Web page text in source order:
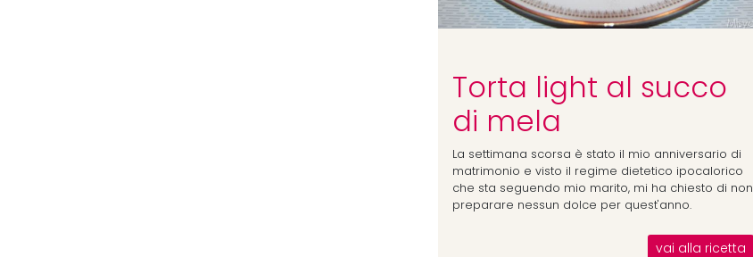
Torta light al succo
di mela
La settimana scorsa è stato il mio anniversario di
matrimonio e visto il regime dietetico ipocalorico
che sta seguendo mio marito, mi ha chiesto di non
preparare nessun dolce per quest'anno.
vai alla ricetta